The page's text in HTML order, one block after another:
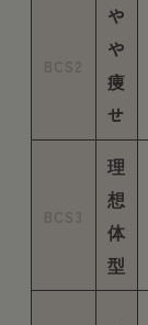
BCS2
や
や
痩
せ
BCS3
理
想
体
型